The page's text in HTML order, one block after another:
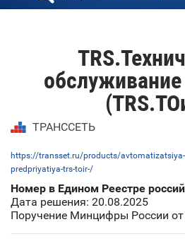
ТРАНССЕТЬ
https://transset.ru/products/
predpriyatiya-trs-toir-/
Номер в Едином Реестре
Дата решения: 20.08.2025
Поручение Минцифры России